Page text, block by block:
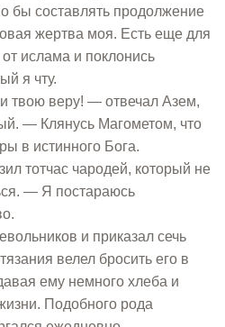
бы составлять продолжение
жертва моя. Есть еще для
ислама и поклонись
я чту.
твою веру! — отвечал Азем,
— Клянусь Магометом, что
в истинного Бога.
тотчас чародей, который не
— Я постараюсь
и приказал сечь
велел бросить его в
ему немного хлеба и
Подобного рода